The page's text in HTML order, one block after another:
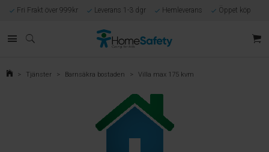
Fri Frakt över 999kr Leverans 1-3 dgr Hemleverans Öppet köp
Egen tillverkning
> Tjänster > Barnsäkra bostaden > Villa max 175 kvm